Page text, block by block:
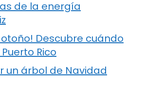
de la energía
otoño! Descubre cuándo
Rico
un árbol de Navidad